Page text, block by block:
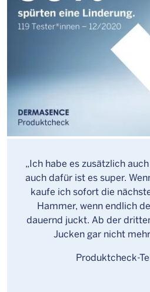
„Ich habe es zusätzlich
auch dafür ist es super.
kaufe ich sofort die
Hammer, wenn endlich
dauernd juckt. Ab der
Jucken gar nicht
Produktcheck-